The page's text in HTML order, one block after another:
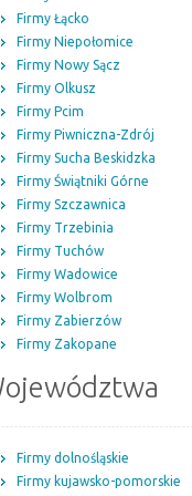
Firmy Łącko
Firmy Niepołomice
Firmy Nowy Sącz
Firmy Olkusz
Firmy Pcim
Firmy Piwniczna-Zdrój
Firmy Sucha Beskidzka
Firmy Świątniki Górne
Firmy Szczawnica
Firmy Trzebinia
Firmy Tuchów
Firmy Wadowice
Firmy Wolbrom
Firmy Zabierzów
Firmy Zakopane
Firmy dolnośląskie
Firmy kujawsko-pomorskie